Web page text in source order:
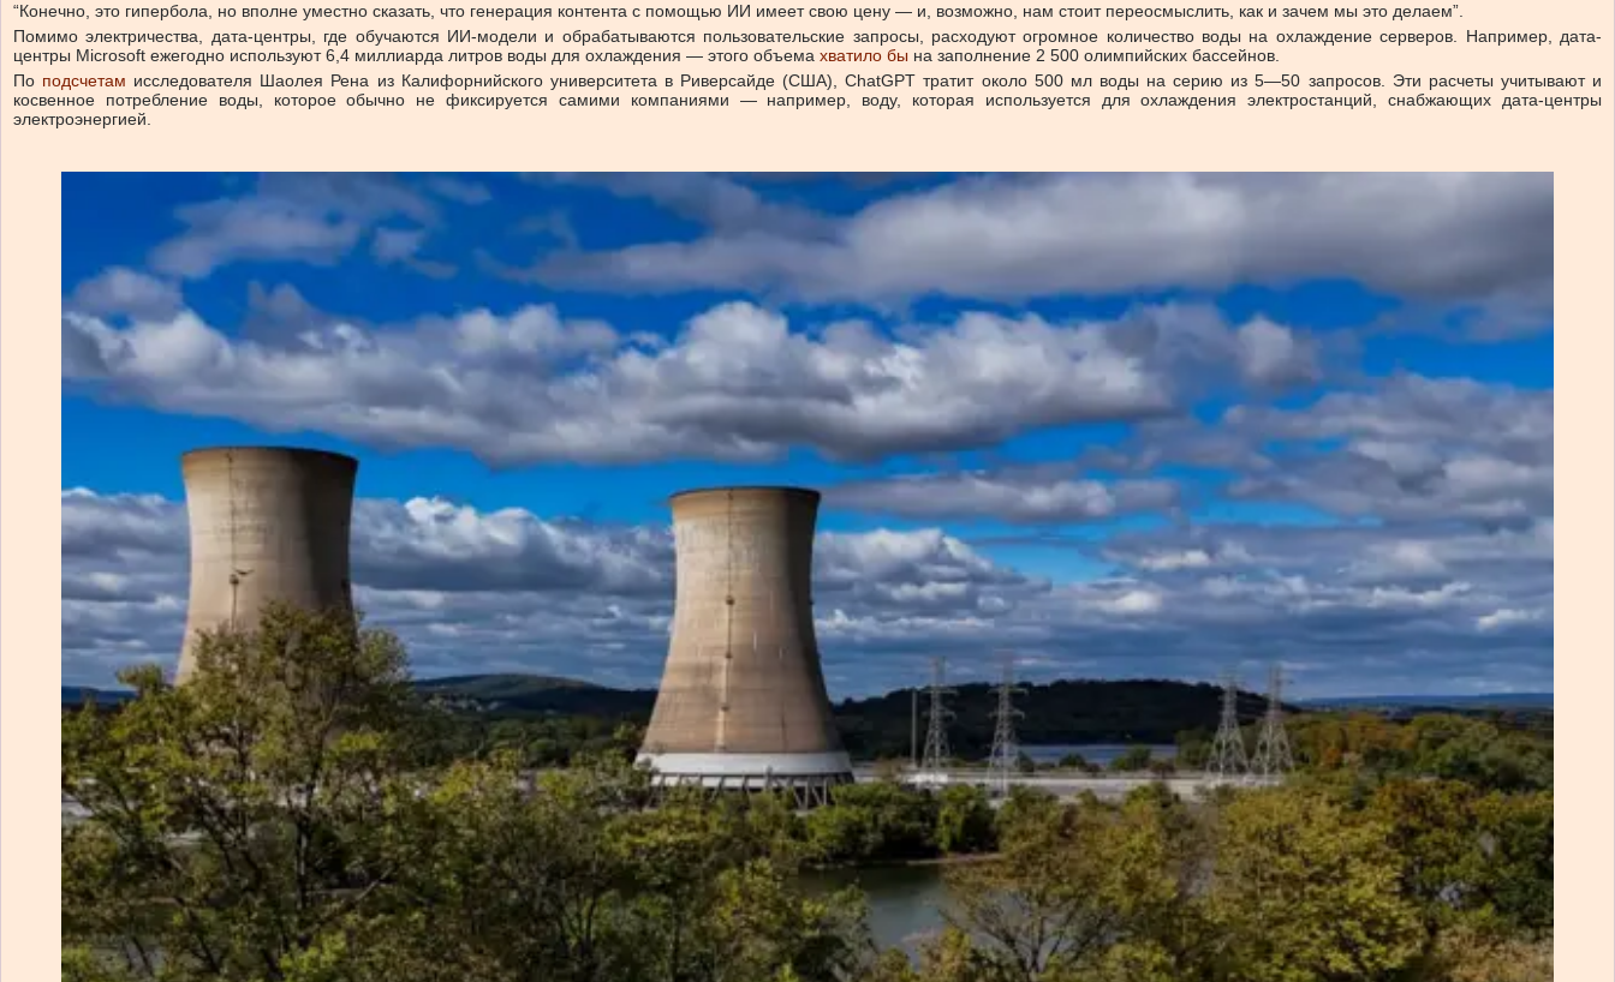
“Конечно, это гипербола, но вполне уместно сказать, что генерация контента с помощью ИИ имеет свою цену — и, возможно, нам стоит переосмыслить, как и зачем мы это делаем”.
Помимо электричества, дата-центры, где обучаются ИИ-модели и обрабатываются пользовательские запросы, расходуют огромное количество воды на охлаждение серверов. Например, дата-
центры Microsoft ежегодно используют 6,4 миллиарда литров воды для охлаждения — этого объема хватило бы на заполнение 2 500 олимпийских бассейнов.
По подсчетам исследователя Шаолея Рена из Калифорнийского университета в Риверсайде (США), ChatGPT тратит около 500 мл воды на серию из 5—50 запросов. Эти расчеты учитывают и
косвенное потребление воды, которое обычно не фиксируется самими компаниями — например, воду, которая используется для охлаждения электростанций, снабжающих дата-центры
электроэнергией.